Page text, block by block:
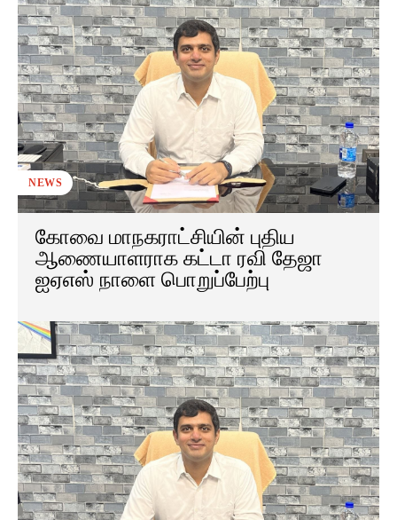
NEWS
கோவை மாநகராட்சியின் புதிய
ஆணையாளராக கட்டா ரவி தேஜா
ஐஏஎஸ் நாளை பொறுப்பேற்பு